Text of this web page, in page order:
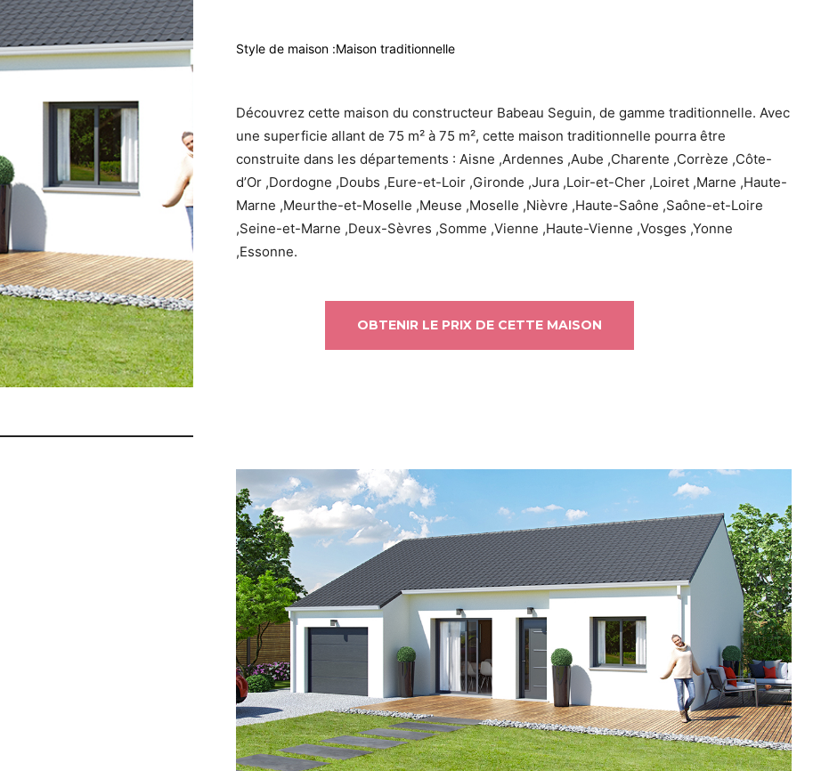
Style de maison :Maison traditionnelle
Découvrez cette maison du constructeur Babeau Seguin, de gamme traditionnelle. Avec
une superficie allant de 75 m² à 75 m², cette maison traditionnelle pourra être
construite dans les départements : Aisne ,Ardennes ,Aube ,Charente ,Corrèze ,Côte-
d’Or ,Dordogne ,Doubs ,Eure-et-Loir ,Gironde ,Jura ,Loir-et-Cher ,Loiret ,Marne ,Haute-
Marne ,Meurthe-et-Moselle ,Meuse ,Moselle ,Nièvre ,Haute-Saône ,Saône-et-Loire
,Seine-et-Marne ,Deux-Sèvres ,Somme ,Vienne ,Haute-Vienne ,Vosges ,Yonne
,Essonne.
OBTENIR LE PRIX DE CETTE MAISON